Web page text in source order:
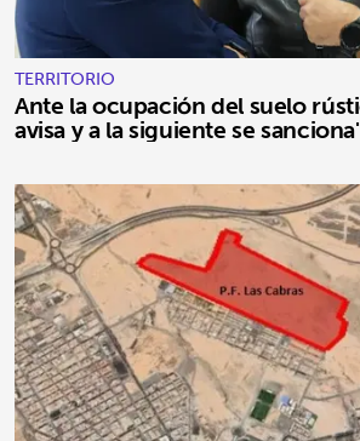
TERRITORIO
Ante la ocupación del suelo
avisa y a la siguiente se